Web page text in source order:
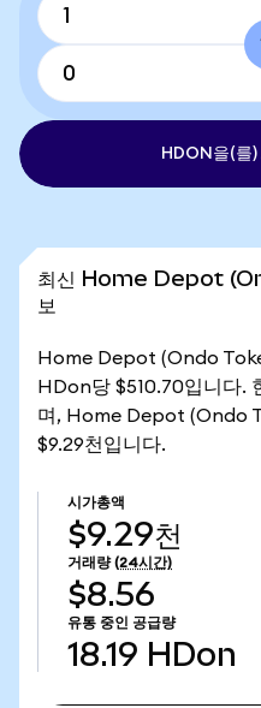
HDON을(를
최신 Home Depot
보
Home Depot (Ondo
HDon당 $510.70입니다.
며, Home Depot (Ondo
$9.29천입니다.
시가총액
$9.29천
거래량 (24시간)
$8.56
유통 중인 공급량
18.19 HDon